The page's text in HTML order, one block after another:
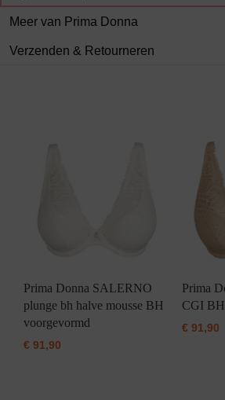
Meer van Prima Donna
Verzenden & Retourneren
Prima Donna SALERNO
plunge bh halve mousse BH
voorgevormd
€ 91,90
Prima
CGI
€91,90